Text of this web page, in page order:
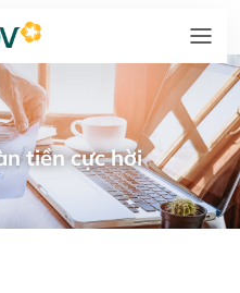
tiền cực hời